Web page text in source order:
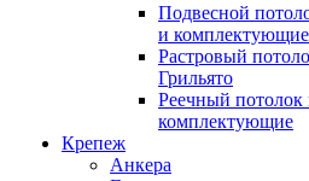
Подвесной
и комплектующие
Растровый
Грильято
Реечный потолок
комплектующие
Крепеж
Анкера